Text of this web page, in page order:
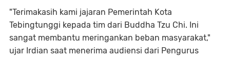
"Terimakasih kami jajaran Pemerintah Kota
Tebingtunggi kepada tim dari Buddha Tzu Chi. Ini
sangat membantu meringankan beban masyarakat,"
ujar Irdian saat menerima audiensi dari Pengurus